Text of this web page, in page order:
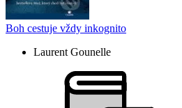
Boh cestuje vždy inkognito
Laurent Gounelle